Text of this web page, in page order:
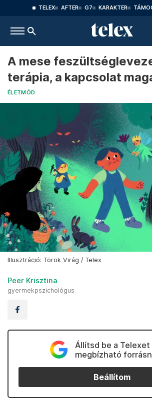
TELEX AFTER G7 KARAKTER
A mese
terápia, a kapcsolat
ÉLETMÓD
Illusztráció: Török Virág / Telex
Peer Krisztina
gyermekpszichológus
Állítsd be a Telexet
megbízható
Beállítom